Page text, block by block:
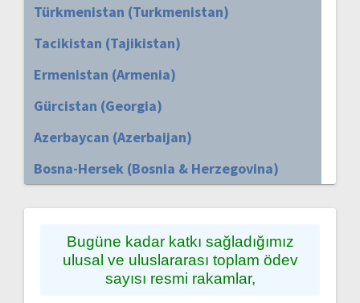
Türkmenistan (Turkmenistan)
Tacikistan (Tajikistan)
Ermenistan (Armenia)
Gürcistan (Georgia)
Azerbaycan (Azerbaijan)
Bosna-Hersek (Bosnia & Herzegovina)
Bugüne kadar katkı sağladığımız
ulusal ve uluslararası toplam ödev
sayısı resmi rakamlar,